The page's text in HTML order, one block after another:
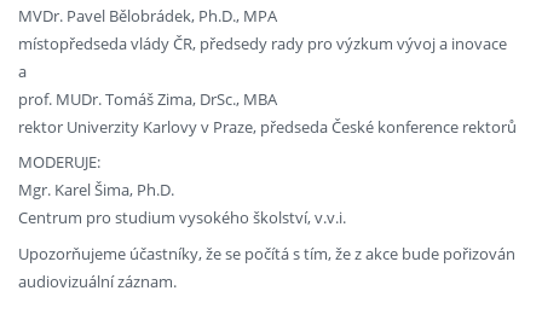
MVDr. Pavel Bělobrádek, Ph.D., MPA
místopředseda vlády ČR, předsedy rady pro výzkum vývoj a inovace
a
prof. MUDr. Tomáš Zima, DrSc., MBA
rektor Univerzity Karlovy v Praze, předseda České konference rektorů
MODERUJE:
Mgr. Karel Šima, Ph.D.
Centrum pro studium vysokého školství, v.v.i.
Upozorňujeme účastníky, že se počítá s tím, že z akce bude pořizován
audiovizuální záznam.